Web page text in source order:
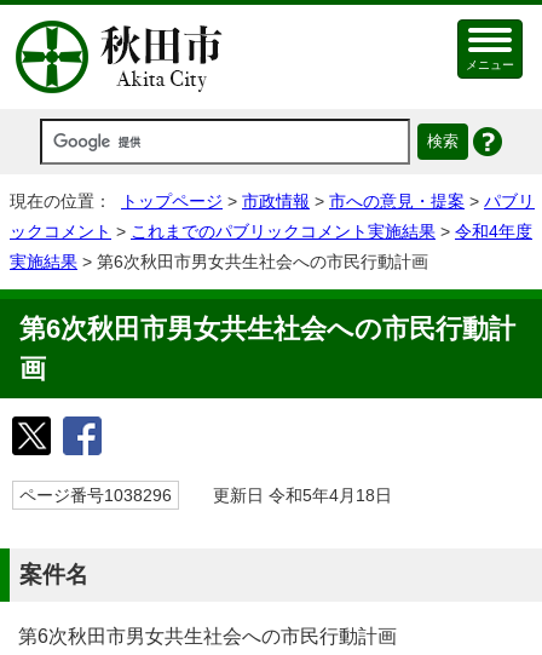
メニュー
現在の位置： トップページ > 市政情報 > 市への意見・提案 > パブリ
ックコメント > これまでのパブリックコメント実施結果 > 令和4年度
実施結果 > 第6次秋田市男女共生社会への市民行動計画
第6次秋田市男女共生社会への市民行動計
画
ページ番号1038296 更新日 令和5年4月18日
案件名
第6次秋田市男女共生社会への市民行動計画